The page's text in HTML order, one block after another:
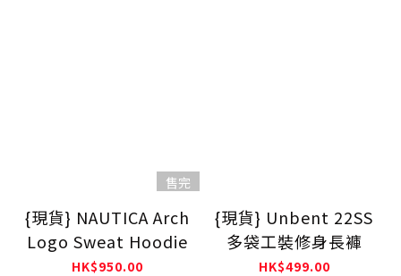
售完
{現貨} NAUTICA Arch
Logo Sweat Hoodie
HK$950.00
{現貨} Unbent 22SS
多袋工裝修身長褲
HK$499.00